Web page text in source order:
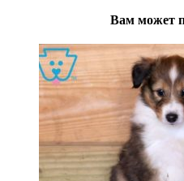
Вам может